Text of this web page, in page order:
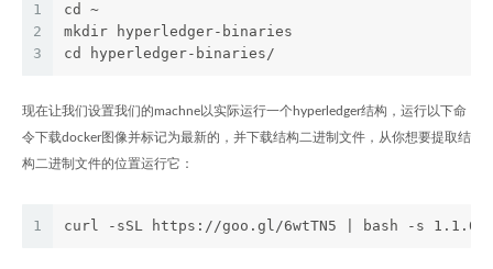
1
2
3
cd ~
mkdir hyperledger-binaries
cd hyperledger-binaries/
现在让我们设置我们的machne以实际运行一个hyperledger结构，运行以下命
令下载docker图像并标记为最新的，并下载结构二进制文件，从你想要提取结
构二进制文件的位置运行它：
1 curl -sSL https://goo.gl/6wtTN5 | bash -s 1.1.0